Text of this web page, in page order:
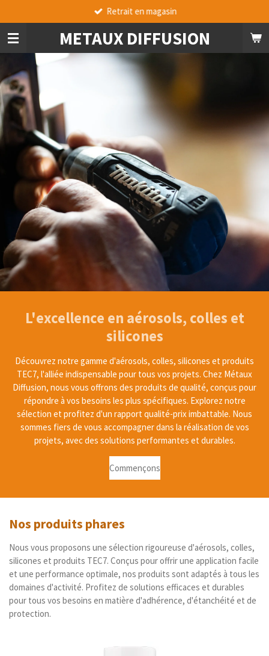
au
contenu
principal
METAUX DIFFUSION
Retrait en magasin
L'excellence en aérosols, colles et
silicones
Découvrez notre gamme d'aérosols, colles, silicones et produits
TEC7, l'alliée indispensable pour tous vos projets. Chez Métaux
Diffusion, nous vous offrons des produits de qualité, conçus pour
répondre à vos besoins les plus spécifiques. Explorez notre
sélection et profitez d'un rapport qualité-prix imbattable. Nous
sommes fiers de vous accompagner dans la réalisation de vos
projets, avec des solutions performantes et durables.
Commençons
Nos produits phares
Nous vous proposons une sélection rigoureuse d'aérosols, colles,
silicones et produits TEC7. Conçus pour offrir une application facile
et une performance optimale, nos produits sont adaptés à tous les
domaines d'activité. Profitez de solutions efficaces et durables
pour tous vos besoins en matière d'adhérence, d'étanchéité et de
protection.